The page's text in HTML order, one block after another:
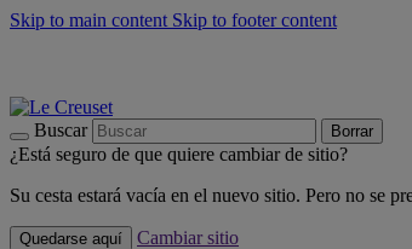
Skip to main content Skip to footer content
Buscar Borrar
¿Está seguro de que quiere cambiar de sitio?
Su cesta estará vacía en el nuevo sitio. Pero no se
Quedarse aquí
Cambiar sitio